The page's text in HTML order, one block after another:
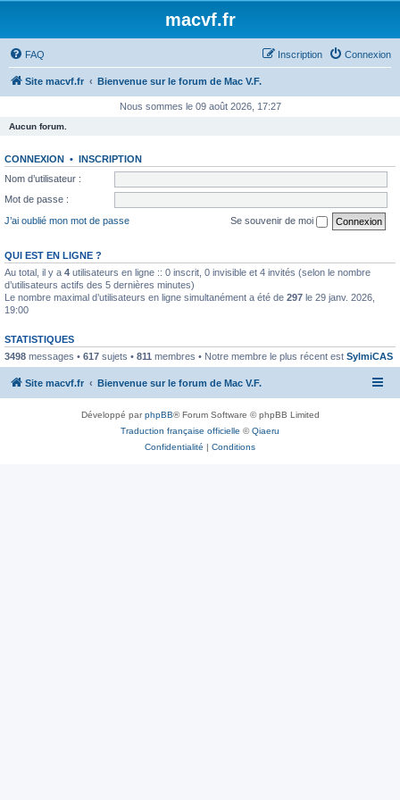
macvf.fr
FAQ Connexion
Inscription
Site macvf.fr Bienvenue sur le forum de Mac V.F.
Nous sommes le 09 août 2026, 17:27
Aucun forum.
CONNEXION • INSCRIPTION
Nom d’utilisateur :
Mot de passe :
J’ai oublié mon mot de passe
Se souvenir de moi
QUI EST EN LIGNE ?
Au total, il y a 4 utilisateurs en ligne :: 0 inscrit, 0 invisible et 4 invités (selon le nombre
d’utilisateurs actifs des 5 dernières minutes)
Le nombre maximal d’utilisateurs en ligne simultanément a été de 297 le 29 janv. 2026,
19:00
STATISTIQUES
3498 messages • 617 sujets • 811 membres • Notre membre le plus récent est SylmiCAS
Site macvf.fr Bienvenue sur le forum de Mac V.F.
Développé parphpBB® Forum Software © phpBB Limited
Traduction française officielle ©Qiaeru
Confidentialité | Conditions